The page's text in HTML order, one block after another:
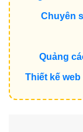
Chuyên
Quảng
Thiết kế web